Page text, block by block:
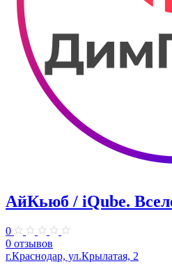
АйКьюб / iQube.
0
0 отзывов
г.Краснодар, ул.Крылатая, 2